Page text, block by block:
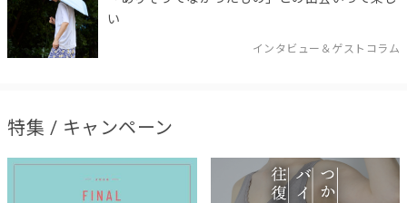
い
インタビュー＆ゲストコラム
特集 / キャンペーン